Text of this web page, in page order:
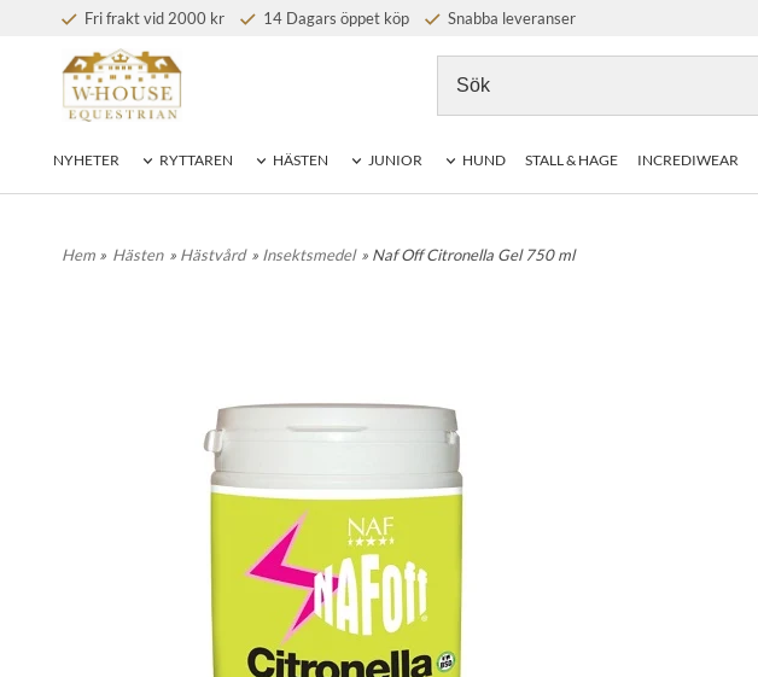
Fri frakt vid 2000 kr 14 Dagars öppet köp Snabba leveranser
NYHETER RYTTAREN HÄSTEN JUNIOR HUND STALL & HAGE INCREDIWEAR
Hem » Hästen » Hästvård » Insektsmedel » Naf Off Citronella Gel 750 ml